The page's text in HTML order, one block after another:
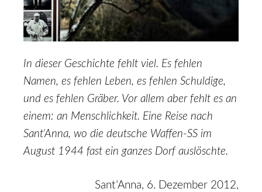
In dieser Geschichte fehlt viel. Es fehlen
Namen, es fehlen Leben, es fehlen Schuldige,
und es fehlen Gräber. Vor allem aber fehlt es an
einem: an Menschlichkeit. Eine Reise nach
Sant’Anna, wo die deutsche Waffen-SS im
August 1944 fast ein ganzes Dorf auslöschte.
Sant’Anna, 6. Dezember 2012,